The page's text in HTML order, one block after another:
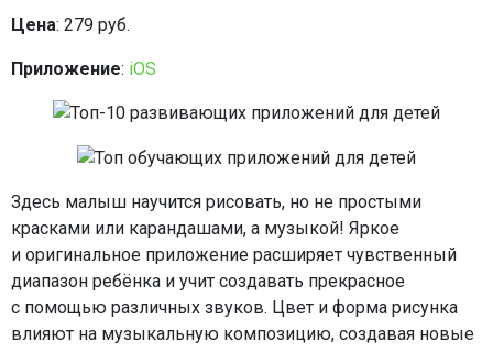
Цена: 279 руб.
Приложение: iOS
Здесь малыш научится рисовать, но не простыми
красками или карандашами, а музыкой! Яркое
и оригинальное приложение расширяет чувственный
диапазон ребёнка и учит создавать прекрасное
с помощью различных звуков. Цвет и форма рисунка
влияют на музыкальную композицию, создавая новые